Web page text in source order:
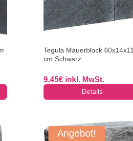
Tegula Mauerblock 60x14x11
cm Schwarz
9,45€ inkl. MwSt.
Details
Angebot!